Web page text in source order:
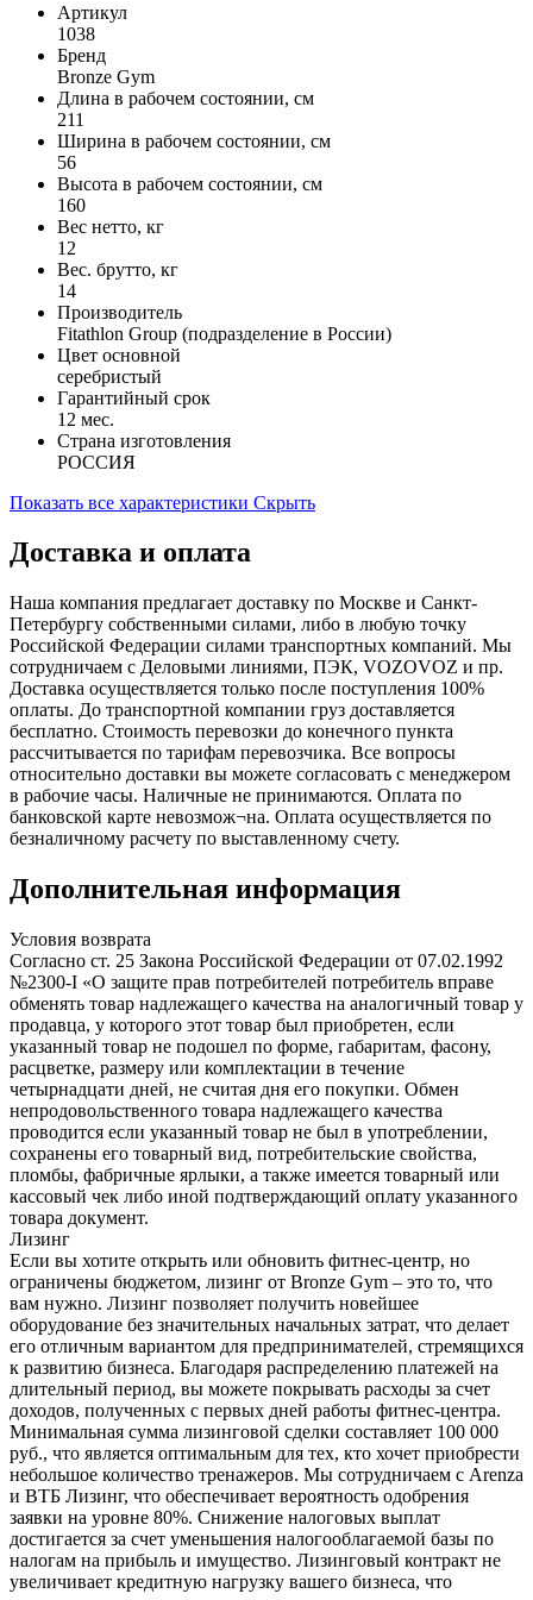
Артикул
1038
Бренд
Bronze Gym
Длина в рабочем состоянии, см
211
Ширина в рабочем состоянии, см
56
Высота в рабочем состоянии, см
160
Вес нетто, кг
12
Вес. брутто, кг
14
Производитель
Fitathlon Group (подразделение в России)
Цвет основной
серебристый
Гарантийный срок
12 мес.
Страна изготовления
РОССИЯ
Показать все характеристики Скрыть
Доставка и оплата
Наша компания предлагает доставку по Москве и Санкт-
Петербургу собственными силами, либо в любую точку
Российской Федерации силами транспортных компаний. Мы
сотрудничаем с Деловыми линиями, ПЭК, VOZOVOZ и пр.
Доставка осуществляется только после поступления 100%
оплаты. До транспортной компании груз доставляется
бесплатно. Стоимость перевозки до конечного пункта
рассчитывается по тарифам перевозчика. Все вопросы
относительно доставки вы можете согласовать с менеджером
в рабочие часы. Наличные не принимаются. Оплата по
банковской карте невозмож¬на. Оплата осуществляется по
безналичному расчету по выставленному счету.
Дополнительная информация
Условия возврата
Согласно ст. 25 Закона Российской Федерации от 07.02.1992
№2300-I «О защите прав потребителей потребитель вправе
обменять товар надлежащего качества на аналогичный товар у
продавца, у которого этот товар был приобретен, если
указанный товар не подошел по форме, габаритам, фасону,
расцветке, размеру или комплектации в течение
четырнадцати дней, не считая дня его покупки. Обмен
непродовольственного товара надлежащего качества
проводится если указанный товар не был в употреблении,
сохранены его товарный вид, потребительские свойства,
пломбы, фабричные ярлыки, а также имеется товарный или
кассовый чек либо иной подтверждающий оплату указанного
товара документ.
Лизинг
Если вы хотите открыть или обновить фитнес-центр, но
ограничены бюджетом, лизинг от Bronze Gym – это то, что
вам нужно. Лизинг позволяет получить новейшее
оборудование без значительных начальных затрат, что делает
его отличным вариантом для предпринимателей, стремящихся
к развитию бизнеса. Благодаря распределению платежей на
длительный период, вы можете покрывать расходы за счет
доходов, полученных с первых дней работы фитнес-центра.
Минимальная сумма лизинговой сделки составляет 100 000
руб., что является оптимальным для тех, кто хочет приобрести
небольшое количество тренажеров. Мы сотрудничаем с Arenza
и ВТБ Лизинг, что обеспечивает вероятность одобрения
заявки на уровне 80%. Снижение налоговых выплат
достигается за счет уменьшения налогооблагаемой базы по
налогам на прибыль и имущество. Лизинговый контракт не
увеличивает кредитную нагрузку вашего бизнеса, что